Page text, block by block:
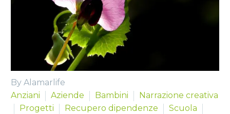
By Alamarlife
Anziani
Aziende Bambini
Narrazione creativa
Progetti
Recupero dipendenze
Scuola